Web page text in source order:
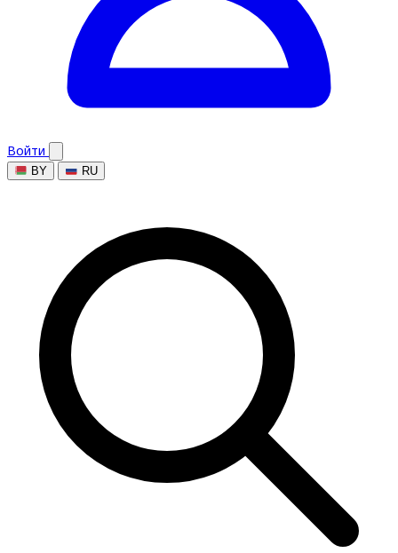
Войти
BY RU